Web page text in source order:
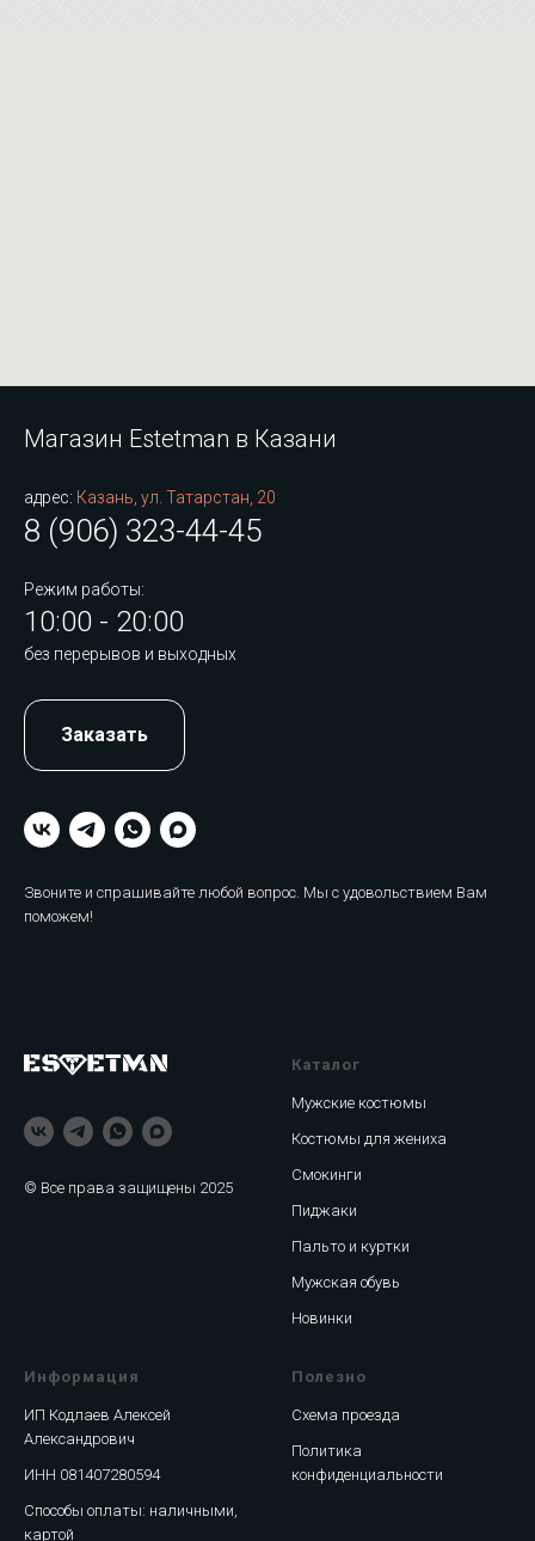
Магазин Estetman в Казани
адрес: Казань, ул. Татарстан, 20
8 (906) 323-44-45
Режим работы:
10:00 - 20:00
без перерывов и выходных
Заказать
Звоните и спрашивайте любой вопрос. Мы с удовольствием Вам
поможем!
© Все права защищены 2025
Каталог
Мужские костюмы
Костюмы для жениха
Смокинги
Пиджаки
Пальто и куртки
Мужская обувь
Новинки
Информация
ИП Кодлаев Алексей
Александрович
ИНН 081407280594
Способы оплаты: наличными,
картой
Полезно
Схема проезда
Политика
конфиденциальности